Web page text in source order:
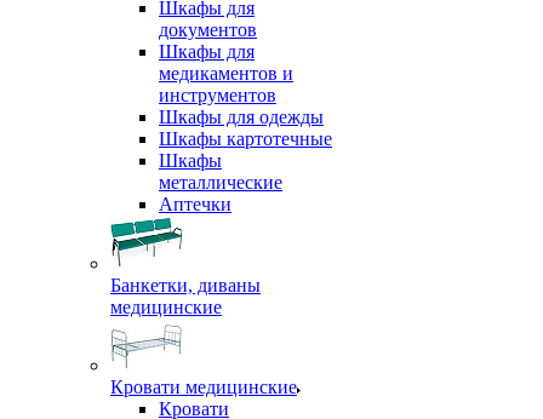
Шкафы для
документов
Шкафы для
медикаментов и
инструментов
Шкафы для одежды
Шкафы картотечные
Шкафы
металлические
Аптечки
Банкетки, диваны
медицинские
Кровати медицинские
Кровати